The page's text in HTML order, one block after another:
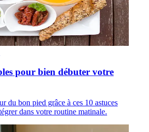
pour bien débuter votre
du bon pied grâce à ces 10 astuces
dans votre routine matinale.